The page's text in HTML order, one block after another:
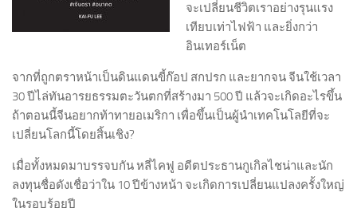
จะเปลี่ยนชีวิตเราอย่างรุนแรง
เทียบเท่าไฟฟ้า และยิ่งกว่า
อินเทอร์เน็ต
จากที่ถูกตราหน้าเป็นดินแดนขี้ก๊อป สกปรก และยากจน จีนใช้เวลา
30 ปีไล่ทันอารยธรรมตะวันตกที่สร้างมา 500 ปี แล้วจะเกิดอะไรขึ้น
ถ้าตอนนี้จีนอยากท้าทายอเมริกา เพื่อขึ้นเป็นผู้นำเทคโนโลยีที่จะ
เปลี่ยนโลกนี้โดยสิ้นเชิง?
เมื่อทั้งหมดมาบรรจบกัน หลี่ไคฟู อดีตประธานกูเกิลไชน่าและนัก
ลงทุนชื่อดังเชื่อว่าใน 10 ปีข้างหน้า จะเกิดการเปลี่ยนแปลงครั้งใหญ่
ในรอบร้อยปี